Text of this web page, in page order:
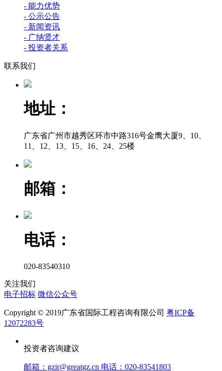
- 能力优势
- 公示公告
- 新闻资讯
- 广纳贤才
- 投资者关系
联系我们
地址：
广东省广州市越秀区环市中路316号金鹰大厦9、10、
11、12、13、15、16、24、25楼
邮箱：
电话：
020-83540310
关注我们
电子招标 微信公众号
Copyright © 2019广东省国际工程咨询有限公司 粤ICP备
12072283号
投资者咨询建议
邮箱：gzir@greatgz.cn 电话：020-83541803